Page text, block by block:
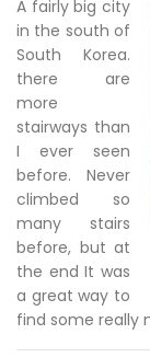
A fairly big city
in the south of
South Korea.
there are
more
stairways than
I ever seen
before. Never
climbed so
many stairs
before, but at
the end It was
a great way to
find some really